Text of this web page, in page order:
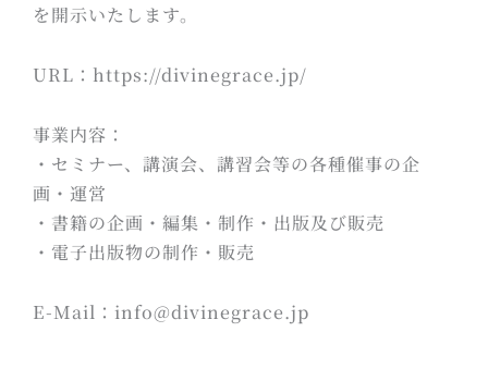
を開示いたします。
URL：https://divinegrace.jp/
事業内容：
・セミナー、講演会、講習会等の各種催事の企
画・運営
・書籍の企画・編集・制作・出版及び販売
・電子出版物の制作・販売
E-Mail：info@divinegrace.jp